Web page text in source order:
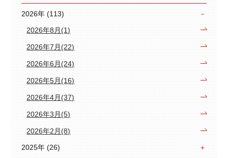
2026年 (113)
2026年8月(1)
2026年7月(22)
2026年6月(24)
2026年5月(16)
2026年4月(37)
2026年3月(5)
2026年2月(8)
2025年 (26)